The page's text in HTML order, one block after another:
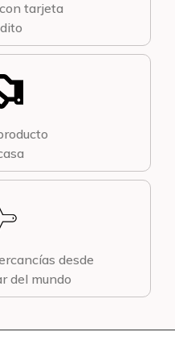
tarjeta
desde
del mundo